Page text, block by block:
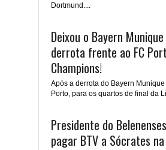
Dortmund....
Deixou o Bayern
derrota frente ao FC
Champions!
Após a derrota do Bayern Munique
Porto, para os quartos de final da
Presidente do
pagar BTV a Sócrates